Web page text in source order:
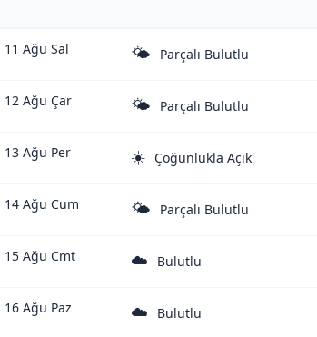
11 Ağu Sal 🌤️ Parçalı Bulutlu
12 Ağu Çar 🌤️ Parçalı Bulutlu
13 Ağu Per ☀️ Çoğunlukla Açık
14 Ağu Cum 🌤️ Parçalı Bulutlu
15 Ağu Cmt ☁️ Bulutlu
16 Ağu Paz ☁️ Bulutlu